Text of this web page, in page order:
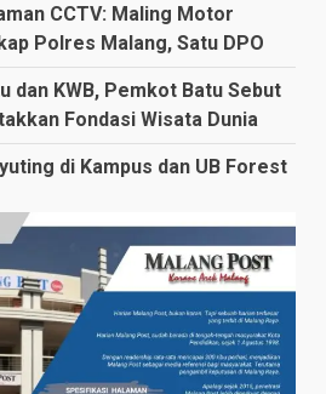
CCTV: Maling Motor
Polres Malang, Satu DPO
dan KWB, Pemkot Batu Sebut
Fondasi Wisata Dunia
di Kampus dan UB Forest